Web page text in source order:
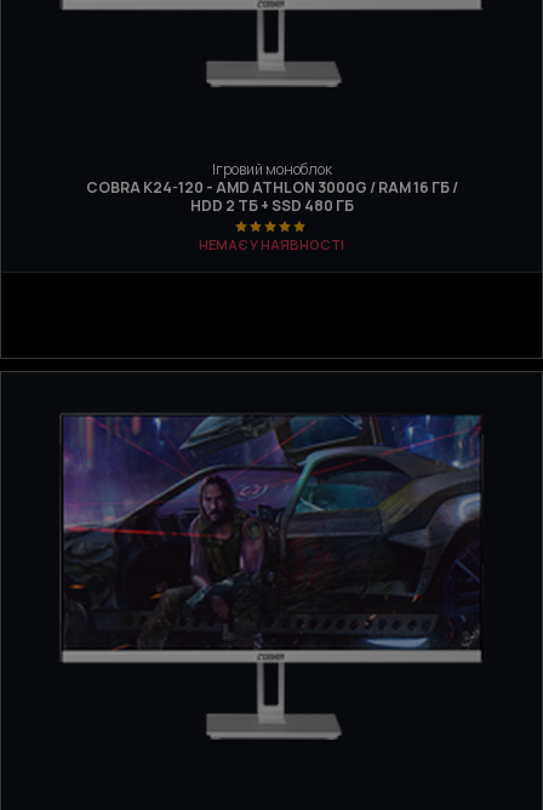
Ігровий моноблок
COBRA K24-120 - AMD ATHLON 3000G / RAM 16 ГБ /
HDD 2 ТБ + SSD 480 ГБ
НЕМАЄ У НАЯВНОСТІ